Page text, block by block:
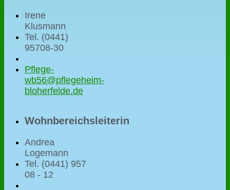
Irene
Klusmann
Tel. (0441)
95708-30
Pflege-
wb56@pflegeheim-
bloherfelde.de
Wohnbereichsleiterin
Andrea
Logemann
Tel. (0441) 957
08 - 12